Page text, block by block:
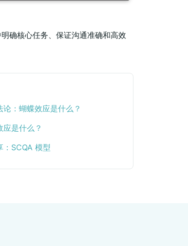
确核心任务、保证沟通准确和高效
：蝴蝶效应是什么？
是什么？
：SCQA 模型